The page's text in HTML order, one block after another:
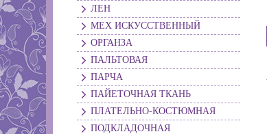
ЛЕН
МЕХ ИСКУССТВЕННЫЙ
ОРГАНЗА
ПАЛЬТОВАЯ
ПАРЧА
ПАЙЕТОЧНАЯ ТКАНЬ
ПЛАТЕЛЬНО-КОСТЮМНАЯ
ПОДКЛАДОЧНАЯ